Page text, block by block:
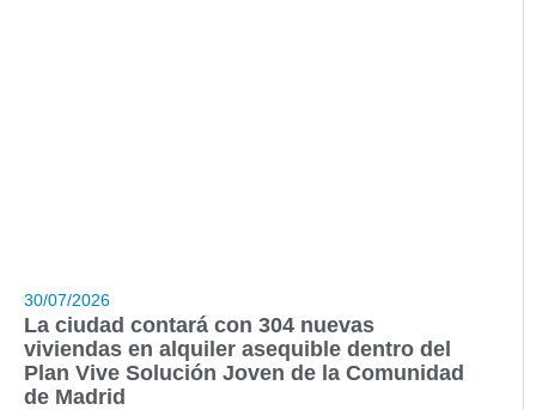
30/07/2026
La ciudad contará con 304 nuevas
viviendas en alquiler asequible dentro del
Plan Vive Solución Joven de la Comunidad
de Madrid